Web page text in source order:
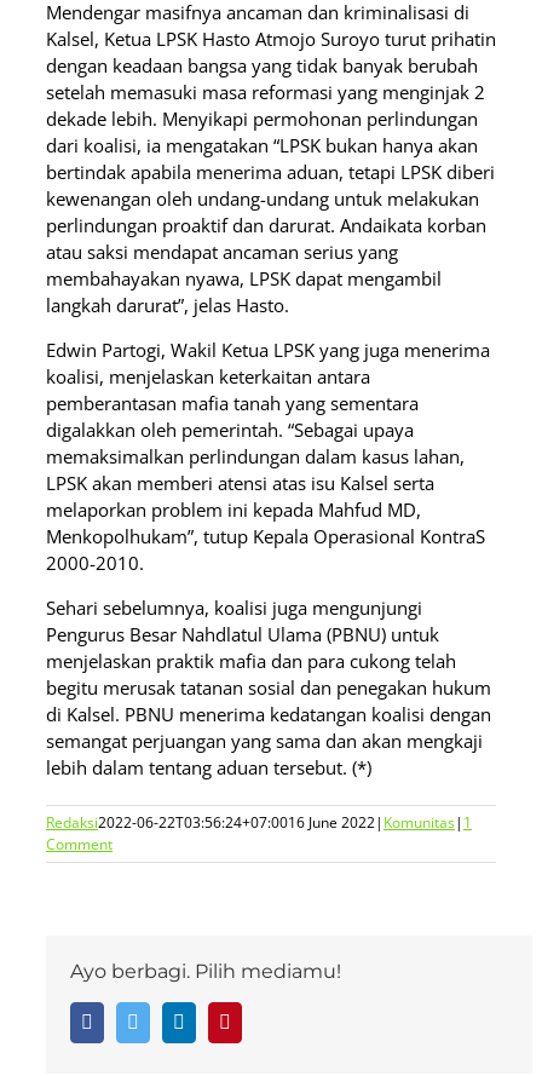
Mendengar masifnya ancaman dan kriminalisasi di
Kalsel, Ketua LPSK Hasto Atmojo Suroyo turut prihatin
dengan keadaan bangsa yang tidak banyak berubah
setelah memasuki masa reformasi yang menginjak 2
dekade lebih. Menyikapi permohonan perlindungan
dari koalisi, ia mengatakan “LPSK bukan hanya akan
bertindak apabila menerima aduan, tetapi LPSK diberi
kewenangan oleh undang-undang untuk melakukan
perlindungan proaktif dan darurat. Andaikata korban
atau saksi mendapat ancaman serius yang
membahayakan nyawa, LPSK dapat mengambil
langkah darurat”, jelas Hasto.
Edwin Partogi, Wakil Ketua LPSK yang juga menerima
koalisi, menjelaskan keterkaitan antara
pemberantasan mafia tanah yang sementara
digalakkan oleh pemerintah. “Sebagai upaya
memaksimalkan perlindungan dalam kasus lahan,
LPSK akan memberi atensi atas isu Kalsel serta
melaporkan problem ini kepada Mahfud MD,
Menkopolhukam”, tutup Kepala Operasional KontraS
2000-2010.
Sehari sebelumnya, koalisi juga mengunjungi
Pengurus Besar Nahdlatul Ulama (PBNU) untuk
menjelaskan praktik mafia dan para cukong telah
begitu merusak tatanan sosial dan penegakan hukum
di Kalsel. PBNU menerima kedatangan koalisi dengan
semangat perjuangan yang sama dan akan mengkaji
lebih dalam tentang aduan tersebut. (*)
Redaksi2022-06-22T03:56:24+07:0016 June 2022| Komunitas| 1
Comment
Ayo berbagi. Pilih mediamu!
FacebookTwitter LinkedIn